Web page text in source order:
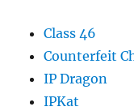
Class 46
Counterfeit
IP Dragon
IPKat